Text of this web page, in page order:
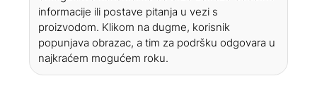
informacije ili postave pitanja u vezi s
proizvodom. Klikom na dugme, korisnik
popunjava obrazac, a tim za podršku odgovara u
najkraćem mogućem roku.